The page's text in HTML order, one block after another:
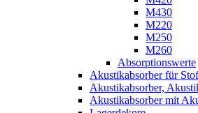
M430
M220
M250
M260
Absorptionswerte
Akustikabsorber für
Akustikabsorber,
Akustikabsorber mit